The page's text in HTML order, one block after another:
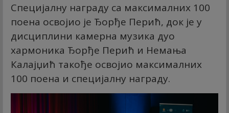
Специјалну награду са максималних 100
поена освојио је Ђорђе Перић, док је у
дисциплини камерна музика дуо
хармоника Ђорђе Перић и Немања
Калајџић такође освојио максималних
100 поена и специјалну награду.